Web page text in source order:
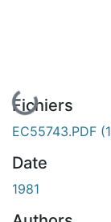
En cours de
Fichiers
EC55743.PDF
Date
1981